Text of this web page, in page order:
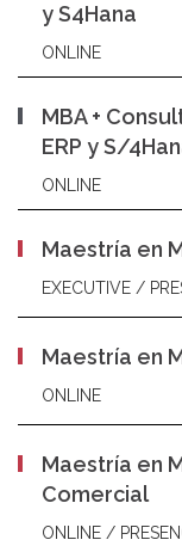
y S4Hana
ONLINE
MBA +
ERP y S/
ONLINE
Maestría en
EXECUTIVE /
Maestría en
ONLINE
Maestría en
Comercial
ONLINE /